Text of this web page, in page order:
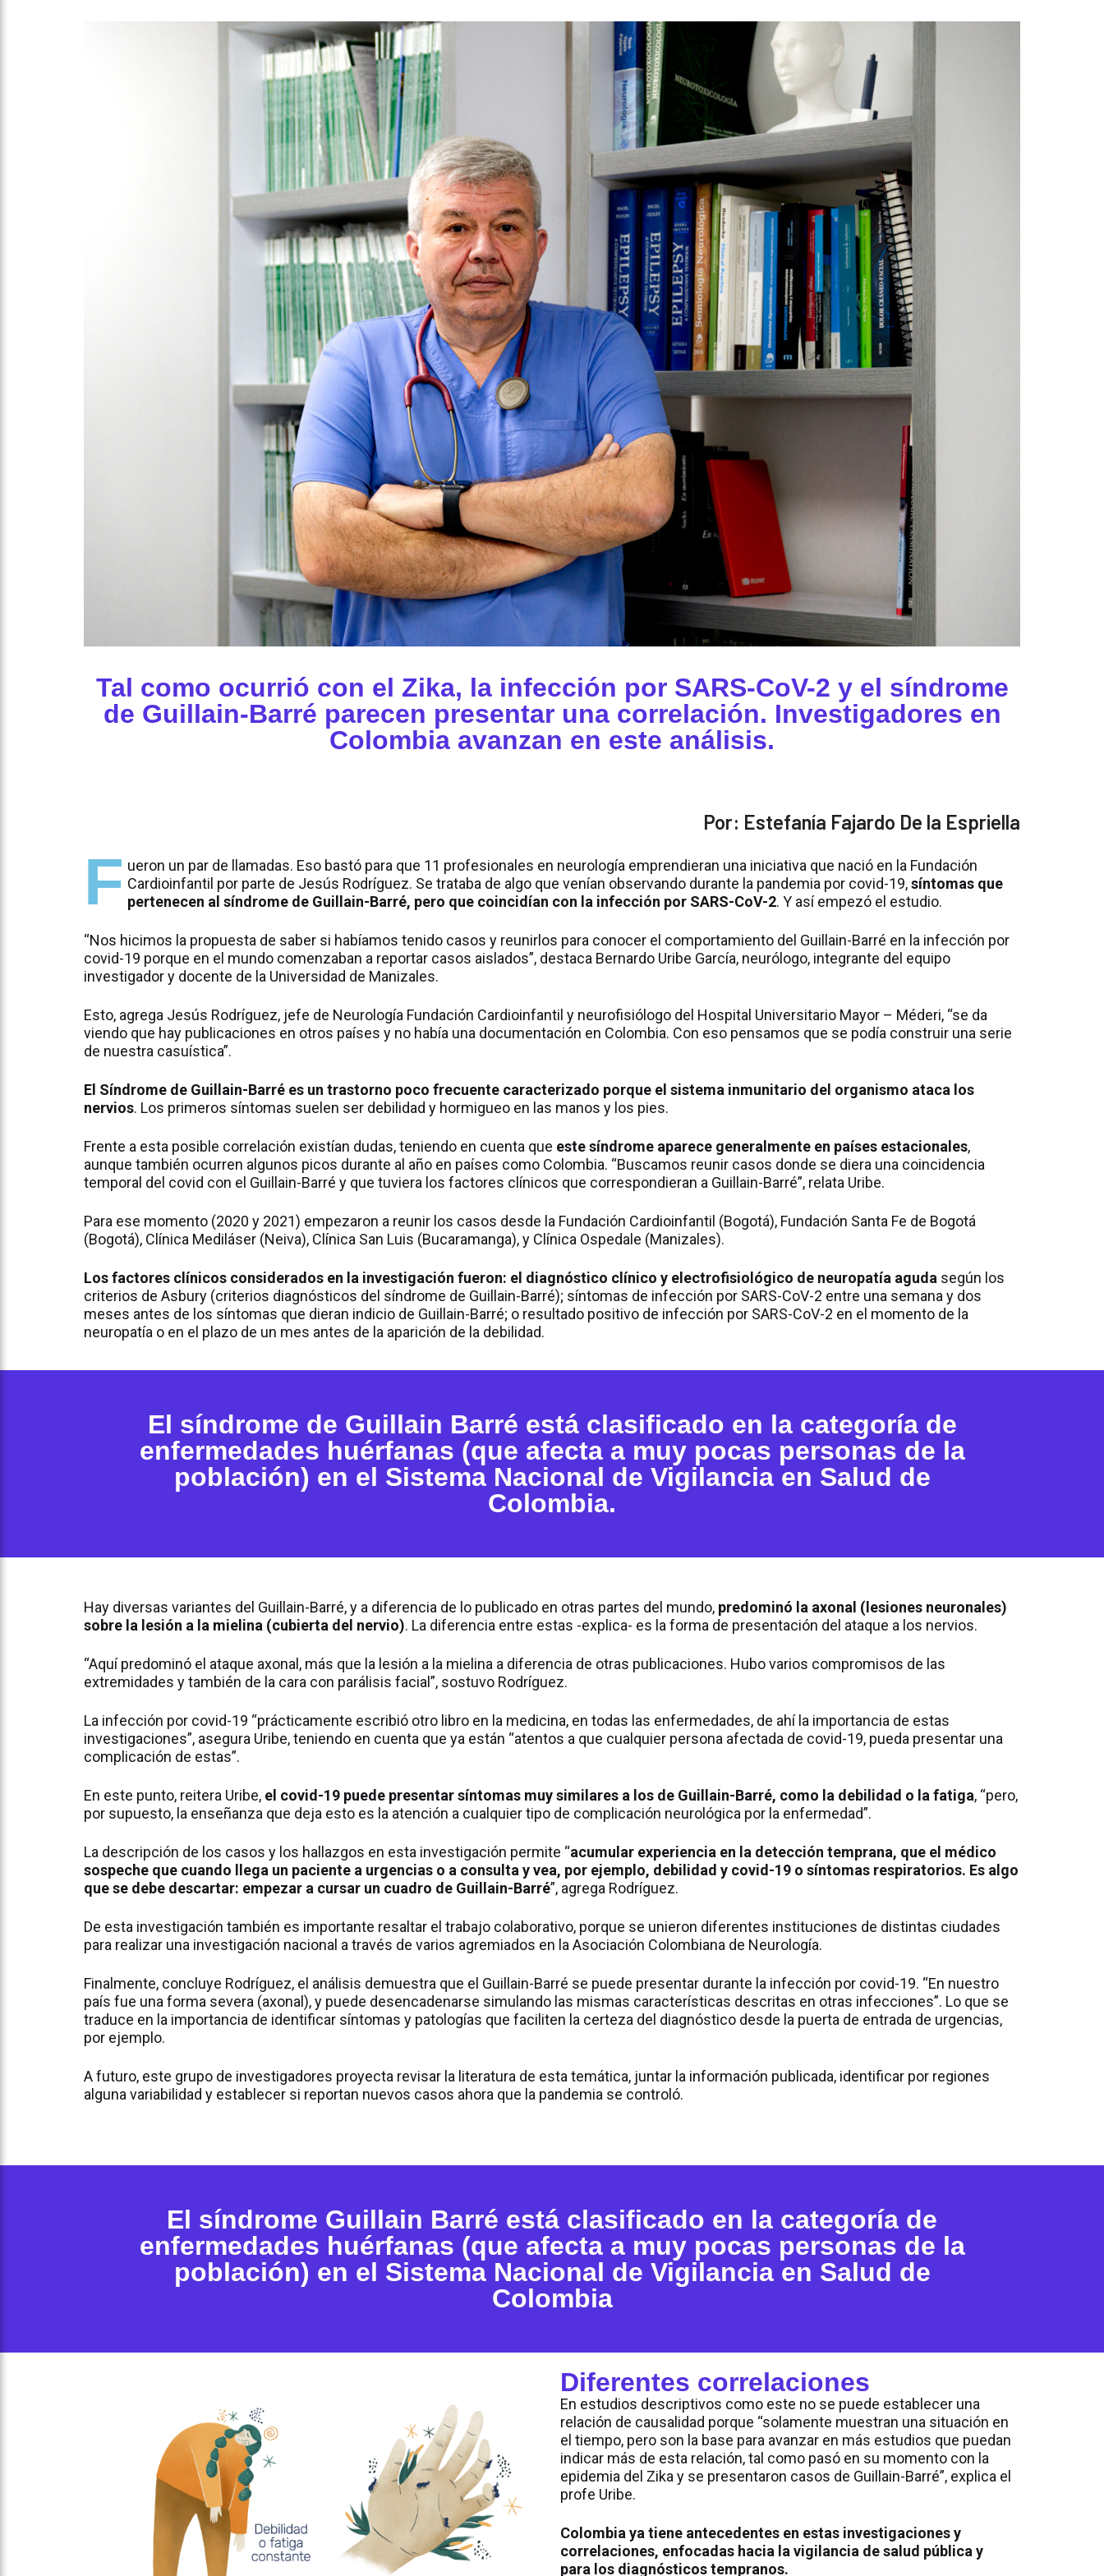
Tal como ocurrió con el Zika, la infección por SARS-CoV-2 y el síndrome
de Guillain-Barré parecen presentar una correlación. Investigadores en
Colombia avanzan en este análisis.
Por: Estefanía Fajardo De la Espriella
F ueron un par de llamadas. Eso bastó para que 11 profesionales en neurología emprendieran una iniciativa que nació en la Fundación
Cardioinfantil por parte de Jesús Rodríguez. Se trataba de algo que venían observando durante la pandemia por covid-19,síntomas que
pertenecen al síndrome de Guillain-Barré, pero que coincidían con la infección por SARS-CoV-2. Y así empezó el estudio.
“Nos hicimos la propuesta de saber si habíamos tenido casos y reunirlos para conocer el comportamiento del Guillain-Barré en la infección por
covid-19 porque en el mundo comenzaban a reportar casos aislados”, destaca Bernardo Uribe García, neurólogo, integrante del equipo
investigador y docente de la Universidad de Manizales.
Esto, agrega Jesús Rodríguez, jefe de Neurología Fundación Cardioinfantil y neurofisiólogo del Hospital Universitario Mayor – Méderi, “se da
viendo que hay publicaciones en otros países y no había una documentación en Colombia. Con eso pensamos que se podía construir una serie
de nuestra casuística”.
El Síndrome de Guillain-Barré es un trastorno poco frecuente caracterizado porque el sistema inmunitario del organismo ataca los
nervios. Los primeros síntomas suelen ser debilidad y hormigueo en las manos y los pies.
Frente a esta posible correlación existían dudas, teniendo en cuenta que este síndrome aparece generalmente en países estacionales,
aunque también ocurren algunos picos durante al año en países como Colombia. “Buscamos reunir casos donde se diera una coincidencia
temporal del covid con el Guillain-Barré y que tuviera los factores clínicos que correspondieran a Guillain-Barré”, relata Uribe.
Para ese momento (2020 y 2021) empezaron a reunir los casos desde la Fundación Cardioinfantil (Bogotá), Fundación Santa Fe de Bogotá
(Bogotá), Clínica Mediláser (Neiva), Clínica San Luis (Bucaramanga), y Clínica Ospedale (Manizales).
Los factores clínicos considerados en la investigación fueron: el diagnóstico clínico y electrofisiológico de neuropatía aguda según los
criterios de Asbury (criterios diagnósticos del síndrome de Guillain-Barré); síntomas de infección por SARS-CoV-2 entre una semana y dos
meses antes de los síntomas que dieran indicio de Guillain-Barré; o resultado positivo de infección por SARS-CoV-2 en el momento de la
neuropatía o en el plazo de un mes antes de la aparición de la debilidad.
El síndrome de Guillain Barré está clasificado en la categoría de
enfermedades huérfanas (que afecta a muy pocas personas de la
población) en el Sistema Nacional de Vigilancia en Salud de
Colombia.
Hay diversas variantes del Guillain-Barré, y a diferencia de lo publicado en otras partes del mundo, predominó la axonal (lesiones neuronales)
sobre la lesión a la mielina (cubierta del nervio). La diferencia entre estas -explica- es la forma de presentación del ataque a los nervios.
“Aquí predominó el ataque axonal, más que la lesión a la mielina a diferencia de otras publicaciones. Hubo varios compromisos de las
extremidades y también de la cara con parálisis facial”, sostuvo Rodríguez.
La infección por covid-19 “prácticamente escribió otro libro en la medicina, en todas las enfermedades, de ahí la importancia de estas
investigaciones”, asegura Uribe, teniendo en cuenta que ya están “atentos a que cualquier persona afectada de covid-19, pueda presentar una
complicación de estas”.
En este punto, reitera Uribe, el covid-19 puede presentar síntomas muy similares a los de Guillain-Barré, como la debilidad o la fatiga, “pero,
por supuesto, la enseñanza que deja esto es la atención a cualquier tipo de complicación neurológica por la enfermedad”.
La descripción de los casos y los hallazgos en esta investigación permite “acumular experiencia en la detección temprana, que el médico
sospeche que cuando llega un paciente a urgencias o a consulta y vea, por ejemplo, debilidad y covid-19 o síntomas respiratorios. Es algo
que se debe descartar: empezar a cursar un cuadro de Guillain-Barré”, agrega Rodríguez.
De esta investigación también es importante resaltar el trabajo colaborativo, porque se unieron diferentes instituciones de distintas ciudades
para realizar una investigación nacional a través de varios agremiados en la Asociación Colombiana de Neurología.
Finalmente, concluye Rodríguez, el análisis demuestra que el Guillain-Barré se puede presentar durante la infección por covid-19. “En nuestro
país fue una forma severa (axonal), y puede desencadenarse simulando las mismas características descritas en otras infecciones”. Lo que se
traduce en la importancia de identificar síntomas y patologías que faciliten la certeza del diagnóstico desde la puerta de entrada de urgencias,
por ejemplo.
A futuro, este grupo de investigadores proyecta revisar la literatura de esta temática, juntar la información publicada, identificar por regiones
alguna variabilidad y establecer si reportan nuevos casos ahora que la pandemia se controló.
El síndrome Guillain Barré está clasificado en la categoría de
enfermedades huérfanas (que afecta a muy pocas personas de la
población) en el Sistema Nacional de Vigilancia en Salud de
Colombia
Diferentes correlaciones
En estudios descriptivos como este no se puede establecer una
relación de causalidad porque “solamente muestran una situación en
el tiempo, pero son la base para avanzar en más estudios que puedan
indicar más de esta relación, tal como pasó en su momento con la
epidemia del Zika y se presentaron casos de Guillain-Barré”, explica el
profe Uribe.
Colombia ya tiene antecedentes en estas investigaciones y
correlaciones, enfocadas hacia la vigilancia de salud pública y
para los diagnósticos tempranos.